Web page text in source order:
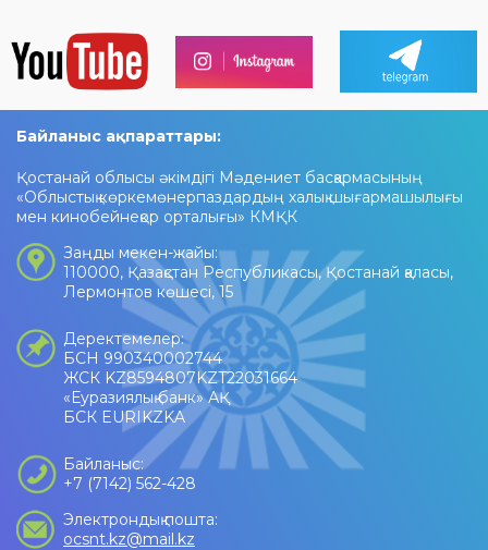
Байланыс ақпараттары:
Қостанай облысы әкімдігі Мәдениет басқармасының
«Облыстық көркемөнерпаздардың халық шығармашылығы
мен кинобейнеқор орталығы» КМҚК
Заңды мекен-жайы:
110000, Қазақстан Республикасы, Қостанай қаласы,
Лермонтов көшесі, 15
Деректемелер:
БСН 990340002744
ЖСК KZ8594807KZT22031664
«Еуразиялық банк» АҚ
БСК EURIKZKA
Байланыс:
+7 (7142) 562-428
Электрондық пошта:
ocsnt.kz@mail.kz